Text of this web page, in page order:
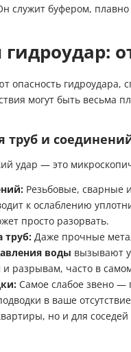
служит буфером,
гидроудар:
опасность гидроудара,
могут быть весьма
труб и
удар — это
Резьбовые, сварные
к ослаблению
просто разорвать.
труб: Даже прочные
воды вызывают
разрывам, часто в
Самое слабое звено —
в ваше
но и для соседей